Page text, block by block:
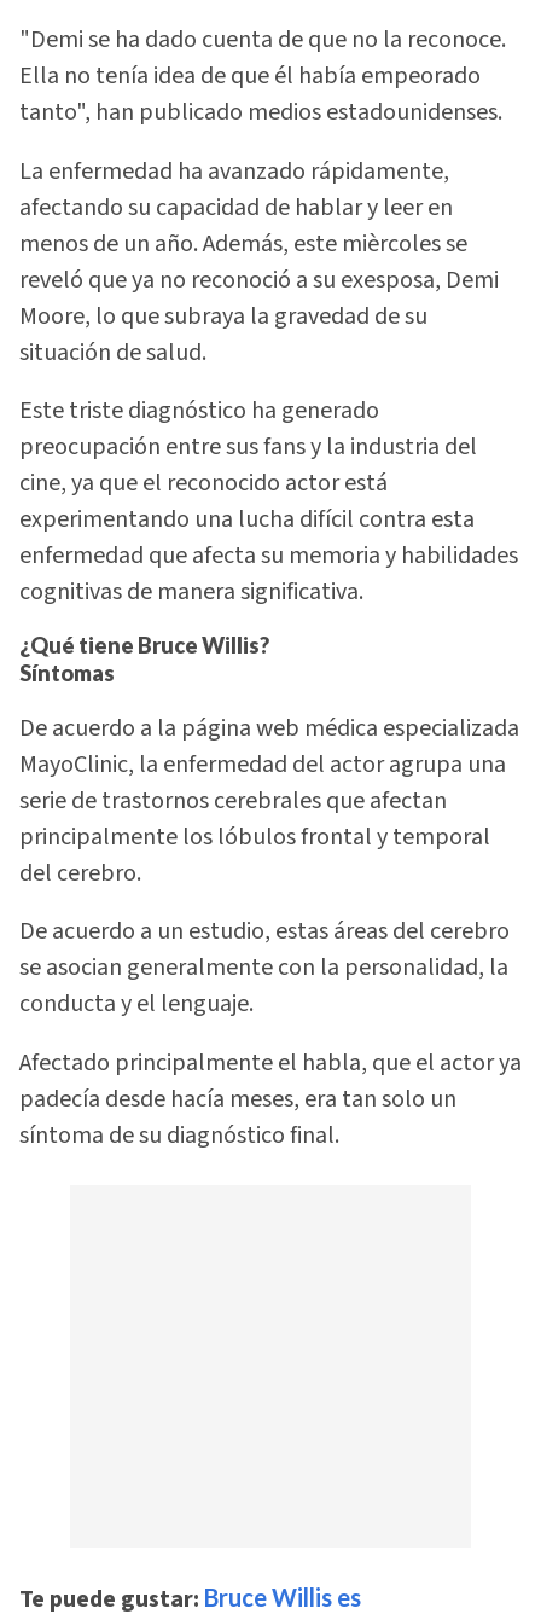
"Demi se ha dado cuenta de que no la reconoce.
Ella no tenía idea de que él había empeorado
tanto", han publicado medios estadounidenses.
La enfermedad ha avanzado rápidamente,
afectando su capacidad de hablar y leer en
menos de un año. Además, este mièrcoles se
reveló que ya no reconoció a su exesposa, Demi
Moore, lo que subraya la gravedad de su
situación de salud.
Este triste diagnóstico ha generado
preocupación entre sus fans y la industria del
cine, ya que el reconocido actor está
experimentando una lucha difícil contra esta
enfermedad que afecta su memoria y habilidades
cognitivas de manera significativa.
¿Qué tiene Bruce Willis?
Síntomas
De acuerdo a la página web médica especializada
MayoClinic, la enfermedad del actor agrupa una
serie de trastornos cerebrales que afectan
principalmente los lóbulos frontal y temporal
del cerebro.
De acuerdo a un estudio, estas áreas del cerebro
se asocian generalmente con la personalidad, la
conducta y el lenguaje.
Afectado principalmente el habla, que el actor ya
padecía desde hacía meses, era tan solo un
síntoma de su diagnóstico final.
Te puede gustar: Bruce Willis es